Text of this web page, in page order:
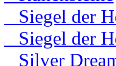
Siegel der
Siegel der
Silver